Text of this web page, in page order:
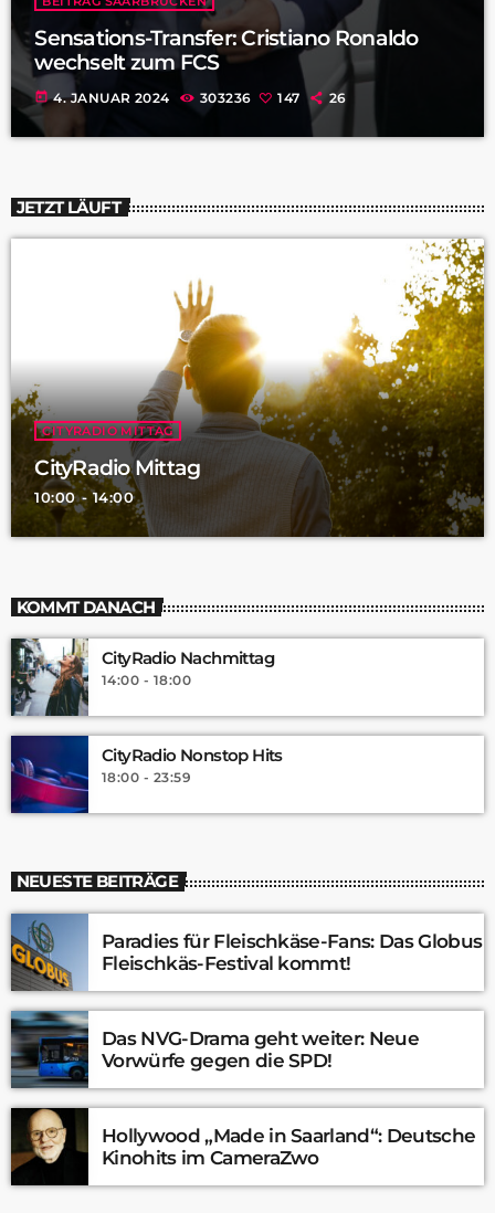
Sensations-Transfer: Cristiano Ronaldo
wechselt zum FCS
today 4. JANUAR 2024 303236 147 26
JETZT LÄUFT
CITYRADIO MITTAG
CityRadio Mittag
10:00 - 14:00
KOMMT DANACH
CityRadio Nachmittag
14:00 - 18:00
CityRadio Nonstop Hits
18:00 - 23:59
NEUESTE BEITRÄGE
Paradies für Fleischkäse-Fans: Das Globus
Fleischkäs-Festival kommt!
Das NVG-Drama geht weiter: Neue
Vorwürfe gegen die SPD!
Hollywood „Made in Saarland“: Deutsche
Kinohits im CameraZwo